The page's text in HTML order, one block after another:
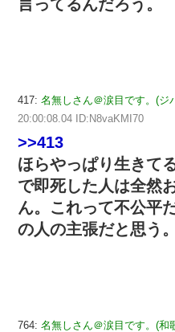
言ってるんだろう。
417: 名無しさん＠涙目です。(ジ
20:00:08.04 ID:N8vaKMI70
>>413
ほらやっぱり生きて
で即死した人は全然
ん。これって不公平
の人の主張だと思う。
764: 名無しさん＠涙目です。(和